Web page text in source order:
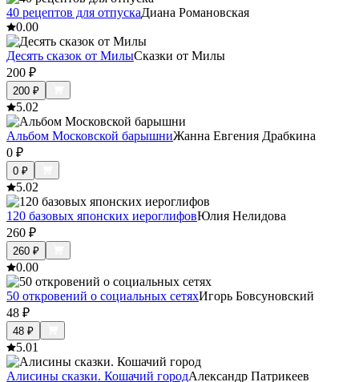
40 рецептов для отпускаДиана Романовская
0.00
Десять сказок от МилыСказки от Милы
200 ₽
200 ₽
5.02
Альбом Московской барышниЖанна Евгения Драбкина
0 ₽
0 ₽
5.02
120 базовых японских иероглифовЮлия Нелидова
260 ₽
260 ₽
0.00
50 откровений о социальных сетяхИгорь Бовсуновский
48 ₽
48 ₽
5.01
Алисины сказки. Кошачий городАлександр Патрикеев